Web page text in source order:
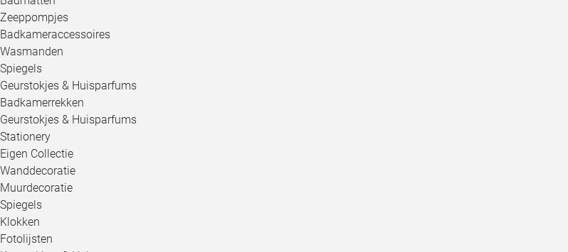
Zeeppompjes
Badkameraccessoires
Wasmanden
Spiegels
Geurstokjes & Huisparfums
Badkamerrekken
Geurstokjes & Huisparfums
Stationery
Eigen Collectie
Wanddecoratie
Muurdecoratie
Spiegels
Klokken
Fotolijsten